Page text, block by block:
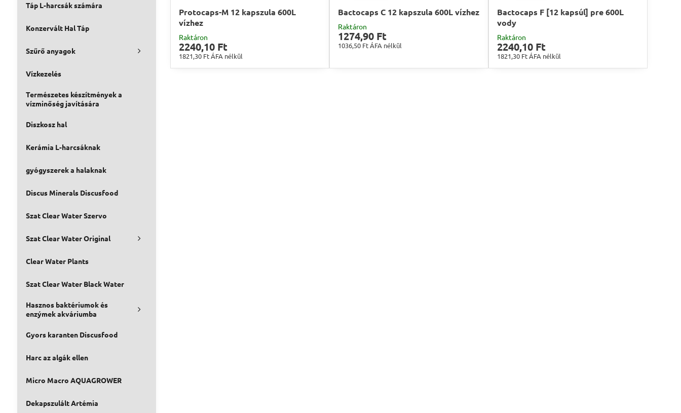
Protocaps-M 12 kapszula 600L
vízhez
Raktáron
2240,10 Ft
1821,30 FtÁFA nélkül
Bactocaps C 12 kapszula 600L vízhez
Raktáron
1274,90 Ft
1036,50 FtÁFA nélkül
Bactocaps F [12 kapsúl] pre 600L
vody
Raktáron
2240,10 Ft
1821,30 FtÁFA nélkül
Táp L-harcsák számára
Konzervált Hal Táp
Szűrő anyagok
Vízkezelés
Természetes készítmények a
vízminőség javítására
Diszkosz hal
Kerámia L-harcsáknak
gyógyszerek a halaknak
Discus Minerals Discusfood
Szat Clear Water Szervo
Szat Clear Water Original
Clear Water Plants
Szat Clear Water Black Water
Hasznos baktériumok és
enzýmek akváriumba
Gyors karanten Discusfood
Harc az algák ellen
Micro Macro AQUAGROWER
Dekapszulált Artémia